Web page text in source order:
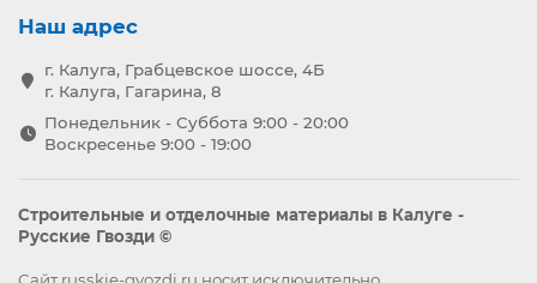
Наш адрес
г. Калуга, Грабцевское шоссе, 4Б
г. Калуга, Гагарина, 8
Понедельник - Суббота 9:00 - 20:00
Воскресенье 9:00 - 19:00
Строительные и отделочные материалы в Калуге -
Русские Гвозди ©